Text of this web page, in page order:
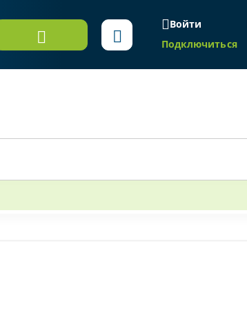
Войти
Подключиться